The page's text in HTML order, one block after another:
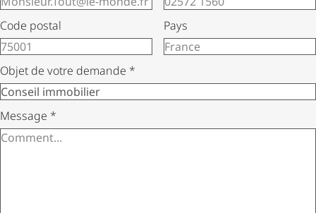
Code postal Pays
Objet de votre demande *
Message *